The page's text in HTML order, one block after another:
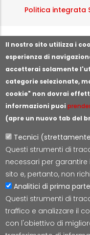
Il nostro sito utilizza i
esperienza di
accetterai solamente
categorie selezionate,
cookie" non dovrai
informazioni puoi
(apre un nuovo tab del
Tecnici
Questi strumenti di
necessari per
sito e, pertanto, non
Analitici di prima
Questi strumenti di
traffico e analizzare il
con l'obiettivo di
Politica integrata
Via della
PEC:
Capitale